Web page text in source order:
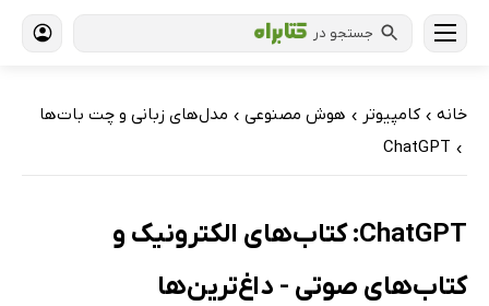
جستجو در
خانه › کامپیوتر › هوش مصنوعی › مدل‌های زبانی و چت بات‌ها
›
ChatGPT
ChatGPT: کتاب‌های الکترونیک و
کتاب‌های صوتی - داغ‌ترین‌ها